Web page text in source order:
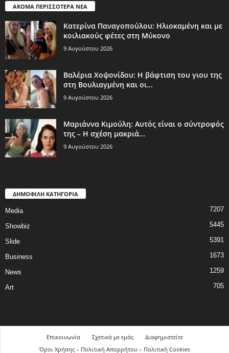
ΑΚΟΜΑ ΠΕΡΙΣΣΟΤΕΡΑ ΝΕΑ
Κατερίνα Παναγοπούλου: Ηλιοκαμένη και με
κοιλιακούς φέτες στη Μύκονο
9 Αυγούστου 2026
Βαλέρια Χοψονίδου: Η βάφτιση του γιου της
στη Βουλιαγμένη και οι...
9 Αυγούστου 2026
Μαριάννα Κιμούλη: Αυτός είναι ο σύντροφός
της – Η σχέση μακριά...
9 Αυγούστου 2026
ΔΗΜΟΦΙΛΗ ΚΑΤΗΓΟΡΙΑ
Media 7207
Showbiz 5445
Slide 5391
Business 1673
News 1259
Art 705
Επικοινωνία Σχετικά με εμάς
Διαφημιστείτε
Όροι Χρήσης – Πολιτική Απορρήτου – Πολιτική Cookies